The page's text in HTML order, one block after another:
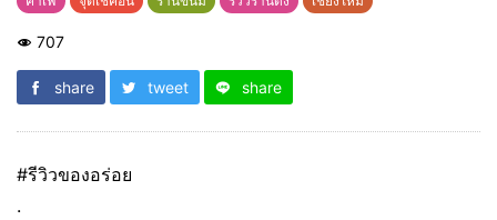
707
share tweet share
#รีวิวของอร่อย
.